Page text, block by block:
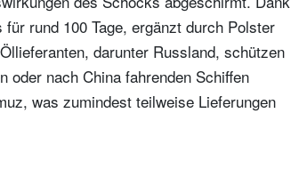
rund 100 Tage, ergänzt durch Polster
darunter Russland, schützen
oder nach China fahrenden Schiffen
was zumindest teilweise Lieferungen